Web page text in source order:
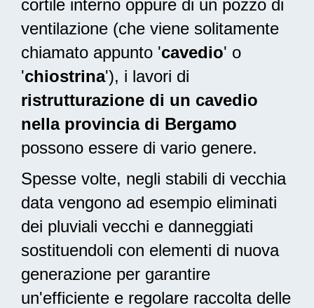
cortile interno oppure di un pozzo di
ventilazione (che viene solitamente
chiamato appunto 'cavedio' o
'chiostrina'), i lavori di
ristrutturazione di un cavedio
nella provincia di Bergamo
possono essere di vario genere.
Spesse volte, negli stabili di vecchia
data vengono ad esempio eliminati
dei pluviali vecchi e danneggiati
sostituendoli con elementi di nuova
generazione per garantire
un'efficiente e regolare raccolta delle